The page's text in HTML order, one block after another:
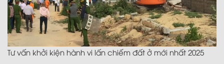
Tư vấn khởi kiện hành vi lấn chiếm đất ở mới nhất 2025